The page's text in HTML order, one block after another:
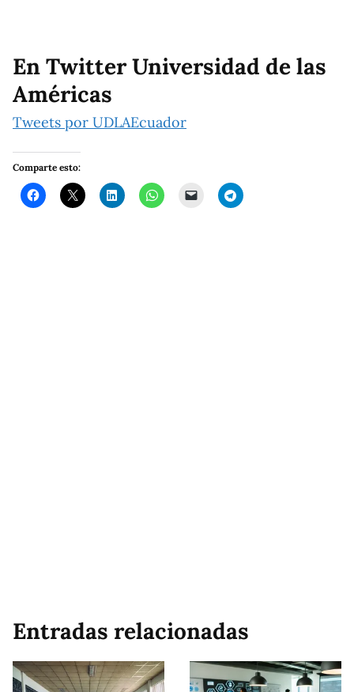
En Twitter Universidad de las
Américas
Tweets por UDLAEcuador
Comparte esto:
Entradas relacionadas